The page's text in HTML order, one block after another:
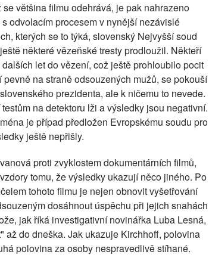
většina filmu odehrává, je pak nahrazeno
odvolacím procesem v nynější nezávislé
kterých se to týká, slovenský Nejvyšší soud
některé vězeňské tresty prodloužil. Někteří
let do vězení, což ještě prohloubilo pocit
na straně odsouzených mužů, se pokouší
prezidenta, ale k ničemu to nevede.
na detektoru lži a výsledky jsou negativní.
je případ předložen Evropskému soudu pro
ještě nepřišly.
proti zvyklostem dokumentárních filmů,
tomu, že výsledky ukazují něco jiného. Po
tohoto filmu je nejen obnovit vyšetřování
dosáhnout úspěchu při jejich snahách
jak říká investigativní novinářka Luba Lesná,
až do dneška. Jak ukazuje Kirchhoff, polovina
polovina za osoby nespravedlivě stíhané.